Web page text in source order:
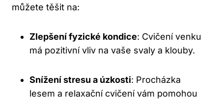
můžete těšit na:
Zlepšení fyzické kondice: Cvičení venku
má pozitivní vliv na vaše svaly a klouby.
Snížení stresu a úzkosti: Procházka
lesem a relaxační cvičení vám pomohou